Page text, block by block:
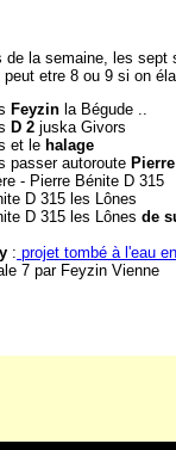
de la semaine, les sept
etre 8 ou 9 si on
Feyzin la Bégude ..
D 2 juska Givors
et le halage
passer autoroute
- Pierre Bénite D 315
D 315 les Lônes
D 315 les Lônes de
: projet tombé à l'eau
7 par Feyzin Vienne